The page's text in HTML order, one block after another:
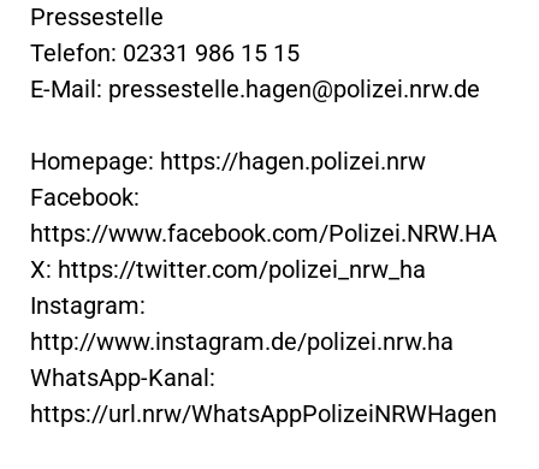
Pressestelle
Telefon: 02331 986 15 15
E-Mail: pressestelle.hagen@polizei.nrw.de
Homepage: https://hagen.polizei.nrw
Facebook:
https://www.facebook.com/Polizei.NRW.HA
X: https://twitter.com/polizei_nrw_ha
Instagram:
http://www.instagram.de/polizei.nrw.ha
WhatsApp-Kanal:
https://url.nrw/WhatsAppPolizeiNRWHagen